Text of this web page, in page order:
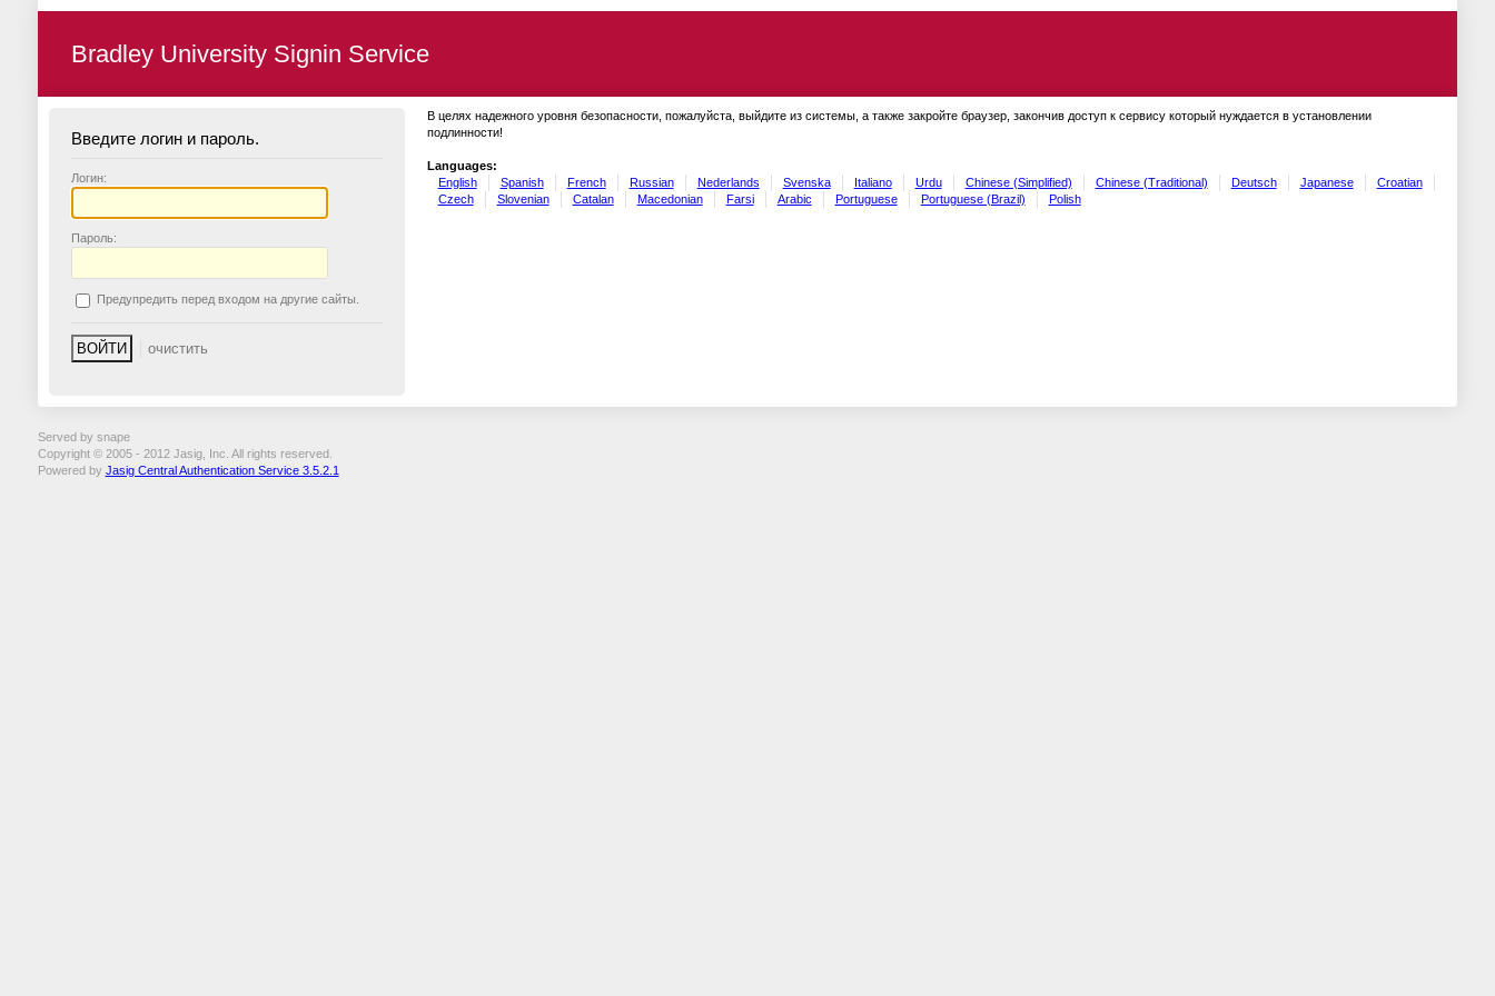
Bradley University Signin Service
Введите логин и пароль.
Логин:
Пароль:
Предупредить перед входом на другие сайты.
В целях надежного уровня безопасности, пожалуйста, выйдите из системы, а также закройте браузер, закончив доступ к сервису который нуждается в установлении
подлинности!
Languages:
English
Spanish French Russian Nederlands Svenska Italiano Urdu Chinese (Simplified) Chinese (Traditional) Deutsch Japanese
Croatian
Czech
Slovenian Catalan Macedonian Farsi Arabic Portuguese Portuguese (Brazil) Polish
Served by snape
Copyright © 2005 - 2012 Jasig, Inc. All rights reserved.
Powered by Jasig Central Authentication Service 3.5.2.1